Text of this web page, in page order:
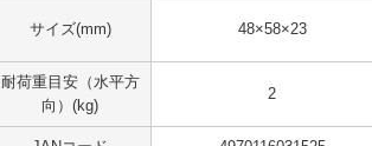
サイズ(mm) 48×58×23
耐荷重目安（水平方
向）(kg)
2